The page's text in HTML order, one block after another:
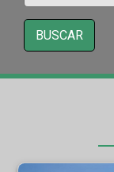
BUSCAR